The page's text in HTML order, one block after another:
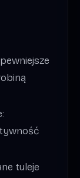
tuleje